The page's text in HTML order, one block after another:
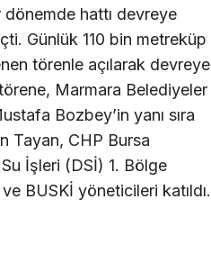
dönemde hattı devreye
Günlük 110 bin metreküp
törenle açılarak devreye
Marmara Belediyeler
Bozbey’in yanı sıra
Tayan, CHP Bursa
İşleri (DSİ) 1. Bölge
BUSKİ yöneticileri katıldı.